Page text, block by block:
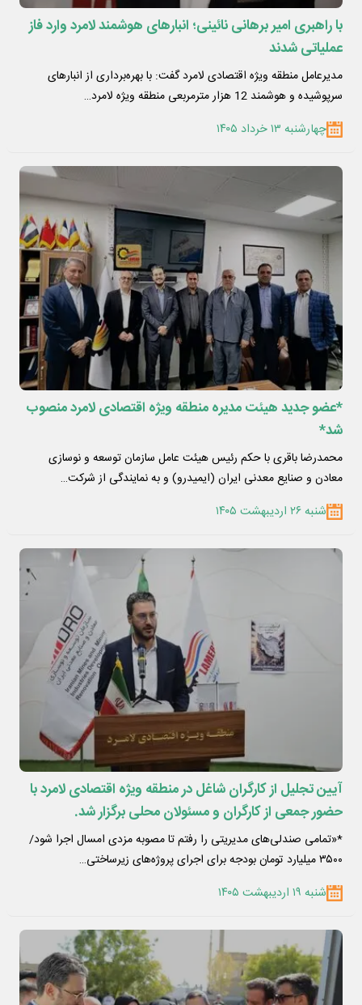
با راهبری امیر برهانی نائینی؛ انبارهای هوشمند لامرد وارد فاز
عملیاتی شدند
مدیرعامل منطقه ویژه اقتصادی لامرد گفت: با بهره‌برداری از انبارهای
سرپوشیده و هوشمند 12 هزار مترمربعی منطقه ویژه لامرد…
چهارشنبه ۱۳ خرداد ۱۴۰۵
*عضو جدید هیئت مدیره منطقه ویژه اقتصادی لامرد منصوب
شد*
محمدرضا باقری با حکم رئیس هیئت عامل سازمان توسعه و نوسازی
معادن و صنایع معدنی ایران (ایمیدرو) و به نمایندگی از شرکت…
شنبه ۲۶ اردیبهشت ۱۴۰۵
آیین تجلیل از کارگران شاغل در منطقه ویژه اقتصادی لامرد با
حضور جمعی از کارگران و مسئولان محلی برگزار شد.
*«تمامی صندلی‌های مدیریتی را رفتم تا مصوبه مزدی امسال اجرا شود/
۳۵۰۰ میلیارد تومان بودجه برای اجرای پروژه‌های زیرساختی…
شنبه ۱۹ اردیبهشت ۱۴۰۵